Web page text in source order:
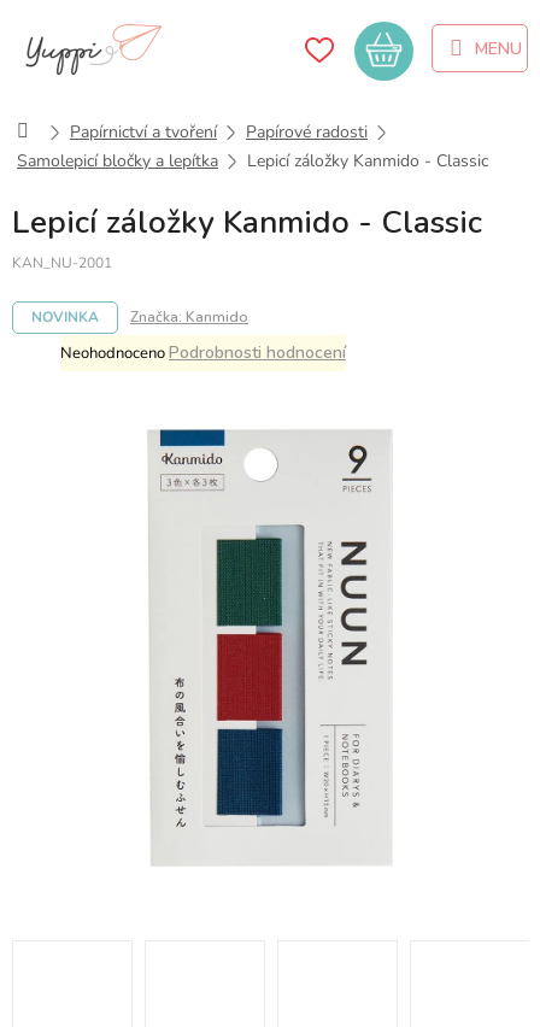
obsah
Nákupní
košík
DomůPapírnictví a tvoření
Papírové radosti
Samolepicí bločky a lepítka
Lepicí záložky Kanmido - Classic
Lepicí záložky Kanmido - Classic
KAN_NU-2001
NOVINKA
Průměrné
hodnocení
NeohodnocenoPodrobnosti hodnocení
Značka: Kanmido